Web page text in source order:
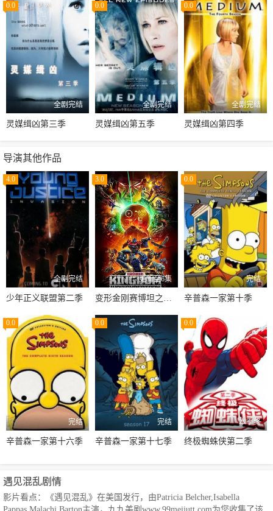
0.0
全剧完结
灵媒缉凶第三季
0.0
全剧完结
灵媒缉凶第五季
0.0
全剧完结
灵媒缉凶第四季
导演其他作品
4.0
全剧完结
少年正义联盟第二季
3.0
更新至6集
0.0
完结
辛普森一家第十季
0.0
完结
辛普森一家第十六季
0.0
完结
辛普森一家第十七季
0.0
本季终
终极蜘蛛侠第二季
遇见混乱剧情
影片看点：《遇见混乱》在美国发行，由Patricia Belcher,Isabella